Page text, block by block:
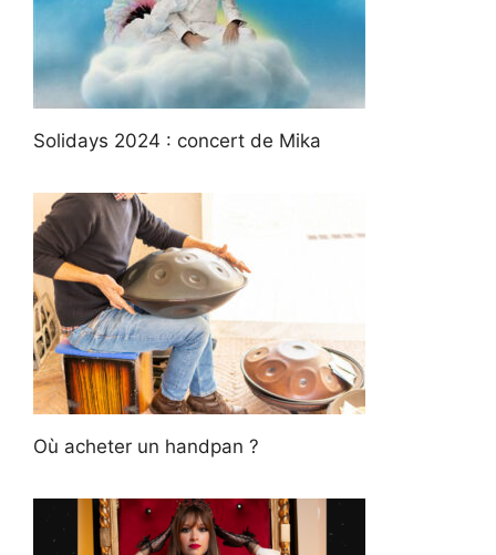
Solidays 2024 : concert de Mika
Où acheter un handpan ?